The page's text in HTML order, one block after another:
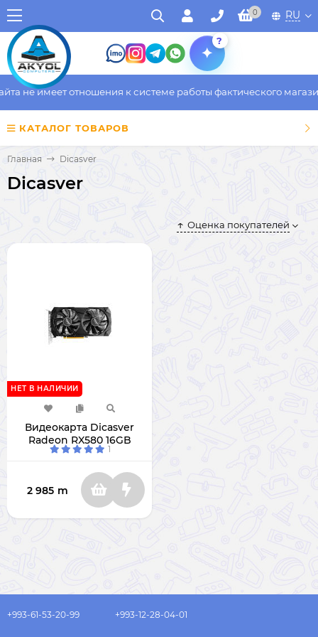
0 RU
?
не имеет отношения к системе работы фактического
КАТАЛОГ ТОВАРОВ
Главная Dicasver
Dicasver
Оценка покупателей
Видеокарта Dicasver
Radeon RX580 16GB
НЕТ В НАЛИЧИИ
1
2 985 m
+993-61-53-20-99 +993-12-28-04-01